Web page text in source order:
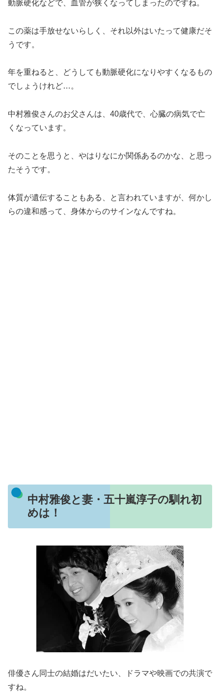
動脈硬化などで、血管が狭くなってしまったのですね。
この薬は手放せないらしく、それ以外はいたって健康だそ
うです。
年を重ねると、どうしても動脈硬化になりやすくなるもの
でしょうけれど…。
中村雅俊さんのお父さんは、40歳代で、心臓の病気で亡
くなっています。
そのことを思うと、やはりなにか関係あるのかな、と思っ
たそうです。
体質が遺伝することもある、と言われていますが、何かし
らの違和感って、身体からのサインなんですね。
中村雅俊と妻・五十嵐淳子の馴れ初
めは！
俳優さん同士の結婚はだいたい、ドラマや映画での共演で
すね。